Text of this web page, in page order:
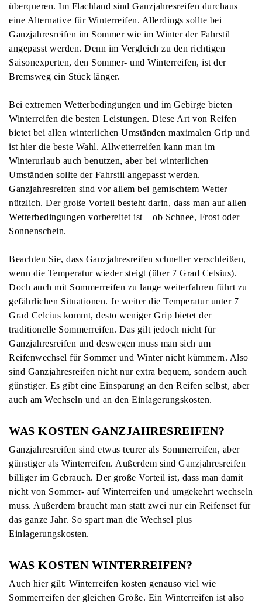
überqueren. Im Flachland sind Ganzjahresreifen durchaus
eine Alternative für Winterreifen. Allerdings sollte bei
Ganzjahresreifen im Sommer wie im Winter der Fahrstil
angepasst werden. Denn im Vergleich zu den richtigen
Saisonexperten, den Sommer- und Winterreifen, ist der
Bremsweg ein Stück länger.
Bei extremen Wetterbedingungen und im Gebirge bieten
Winterreifen die besten Leistungen. Diese Art von Reifen
bietet bei allen winterlichen Umständen maximalen Grip und
ist hier die beste Wahl. Allwetterreifen kann man im
Winterurlaub auch benutzen, aber bei winterlichen
Umständen sollte der Fahrstil angepasst werden.
Ganzjahresreifen sind vor allem bei gemischtem Wetter
nützlich. Der große Vorteil besteht darin, dass man auf allen
Wetterbedingungen vorbereitet ist – ob Schnee, Frost oder
Sonnenschein.
Beachten Sie, dass Ganzjahresreifen schneller verschleißen,
wenn die Temperatur wieder steigt (über 7 Grad Celsius).
Doch auch mit Sommerreifen zu lange weiterfahren führt zu
gefährlichen Situationen. Je weiter die Temperatur unter 7
Grad Celcius kommt, desto weniger Grip bietet der
traditionelle Sommerreifen. Das gilt jedoch nicht für
Ganzjahresreifen und deswegen muss man sich um
Reifenwechsel für Sommer und Winter nicht kümmern. Also
sind Ganzjahresreifen nicht nur extra bequem, sondern auch
günstiger. Es gibt eine Einsparung an den Reifen selbst, aber
auch am Wechseln und an den Einlagerungskosten.
WAS KOSTEN GANZJAHRESREIFEN?
Ganzjahresreifen sind etwas teurer als Sommerreifen, aber
günstiger als Winterreifen. Außerdem sind Ganzjahresreifen
billiger im Gebrauch. Der große Vorteil ist, dass man damit
nicht von Sommer- auf Winterreifen und umgekehrt wechseln
muss. Außerdem braucht man statt zwei nur ein Reifenset für
das ganze Jahr. So spart man die Wechsel plus
Einlagerungskosten.
WAS KOSTEN WINTERREIFEN?
Auch hier gilt: Winterreifen kosten genauso viel wie
Sommerreifen der gleichen Größe. Ein Winterreifen ist also